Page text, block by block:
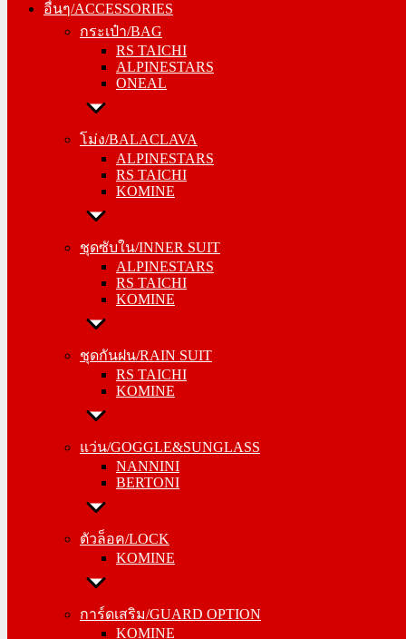
อื่นๆ/ACCESSORIES
กระเป๋า/BAG
RS TAICHI
ALPINESTARS
ONEAL
โม่ง/BALACLAVA
ALPINESTARS
RS TAICHI
KOMINE
ชุดซับใน/INNER SUIT
ALPINESTARS
RS TAICHI
KOMINE
ชุดกันฝน/RAIN SUIT
RS TAICHI
KOMINE
แว่น/GOGGLE&SUNGLASS
NANNINI
BERTONI
ตัวล็อค/LOCK
KOMINE
การ์ดเสริม/GUARD OPTION
KOMINE
RS TAICHI
ALPINESTARS
ONEAL
โม่ง/BALACLAVA
RS TAICHI
KOMINE
ชุดซับใน/INNER SUIT
RS TAICHI
KOMINE
ชุดกันฝน/RAIN SUIT
KOMINE
แว่น/GOGGLE&SUNGLASS
BERTONI
ตัวล็อค/LOCK
การ์ดเสริม/GUARD OPTION
RS TAICHI
ALPINESTARS